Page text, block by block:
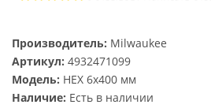
Производитель: Milwaukee
Артикул: 4932471099
Модель: HEX 6x400 мм
Наличие: Есть в наличии